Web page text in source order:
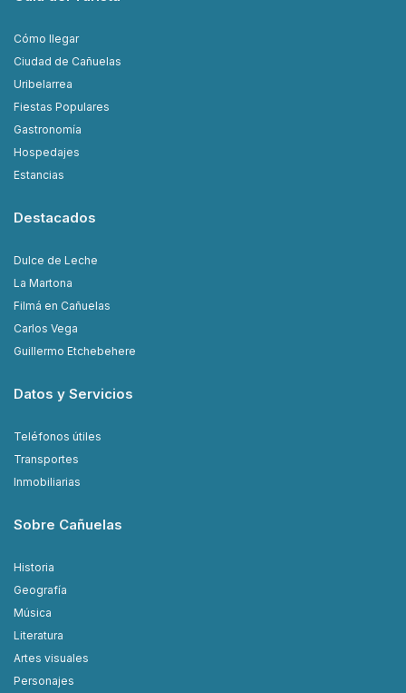
Cómo llegar
Ciudad de Cañuelas
Uribelarrea
Fiestas Populares
Gastronomía
Hospedajes
Estancias
Destacados
Dulce de Leche
La Martona
Filmá en Cañuelas
Carlos Vega
Guillermo Etchebehere
Datos y Servicios
Teléfonos útiles
Transportes
Inmobiliarias
Sobre Cañuelas
Historia
Geografía
Música
Literatura
Artes visuales
Personajes